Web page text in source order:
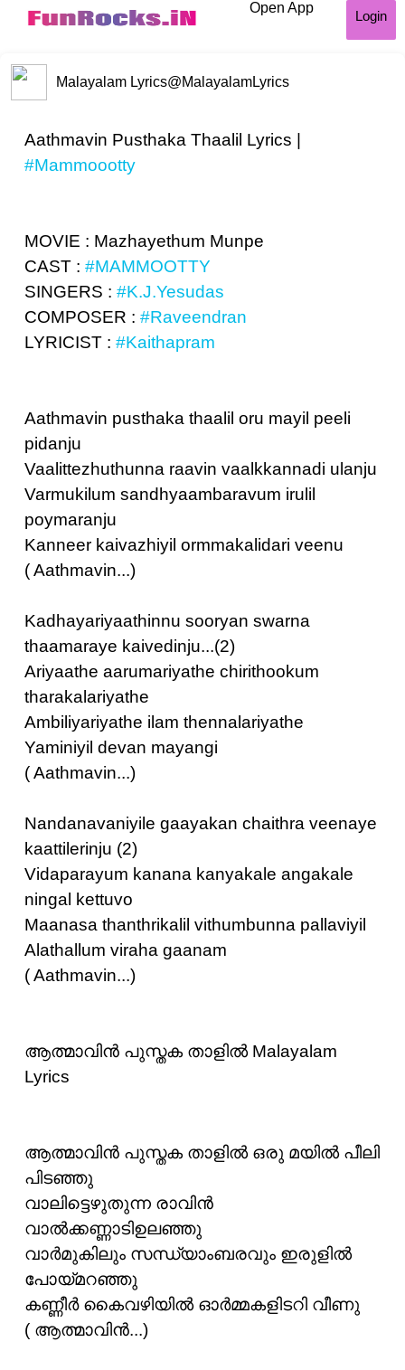
Open App
Login
Malayalam Lyrics@MalayalamLyrics
Aathmavin Pusthaka Thaalil Lyrics |
#Mammoootty
MOVIE : Mazhayethum Munpe
CAST : #MAMMOOTTY
SINGERS : #K.J.Yesudas
COMPOSER : #Raveendran
LYRICIST : #Kaithapram
Aathmavin pusthaka thaalil oru mayil peeli
pidanju
Vaalittezhuthunna raavin vaalkkannadi ulanju
Varmukilum sandhyaambaravum irulil
poymaranju
Kanneer kaivazhiyil ormmakalidari veenu
( Aathmavin...)
Kadhayariyaathinnu sooryan swarna
thaamaraye kaivedinju...(2)
Ariyaathe aarumariyathe chirithookum
tharakalariyathe
Ambiliyariyathe ilam thennalariyathe
Yaminiyil devan mayangi
( Aathmavin...)
Nandanavaniyile gaayakan chaithra veenaye
kaattilerinju (2)
Vidaparayum kanana kanyakale angakale
ningal kettuvo
Maanasa thanthrikalil vithumbunna pallaviyil
Alathallum viraha gaanam
( Aathmavin...)
ആത്മാവിന്‍ പുസ്തക താളില്‍ Malayalam
Lyrics
ആത്മാവിന്‍ പുസ്തക താളില്‍ ഒരു മയില്‍ പീലി
പിടഞ്ഞു
വാലിട്ടെഴുതുന്ന രാവിന്‍
വാല്‍ക്കണ്ണാടിഉലഞ്ഞു
വാര്‍മുകിലും സന്ധ്യാംബരവും ഇരുളില്‍
പോയ്മറഞ്ഞു
കണ്ണീര്‍ കൈവഴിയില്‍ ഓര്‍മ്മകളിടറി വീണു
( ആത്മാവിന്‍...)